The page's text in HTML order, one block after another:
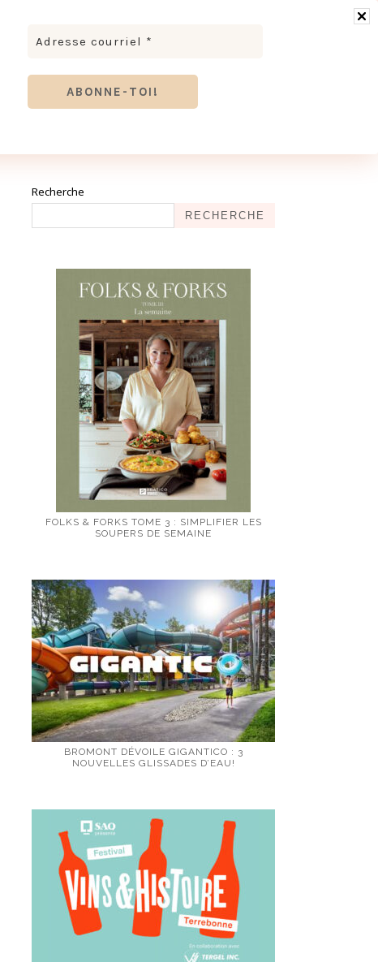
Recherche
RECHERCHE
FOLKS & FORKS TOME 3 : SIMPLIFIER LES
SOUPERS DE SEMAINE
BROMONT DÉVOILE GIGANTICO : 3
NOUVELLES GLISSADES D’EAU!